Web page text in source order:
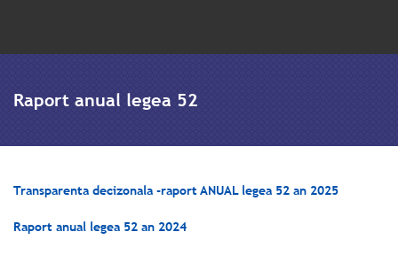
Raport anual legea 52
Transparenta decizonala -raport ANUAL legea 52 an 2025
Raport anual legea 52 an 2024